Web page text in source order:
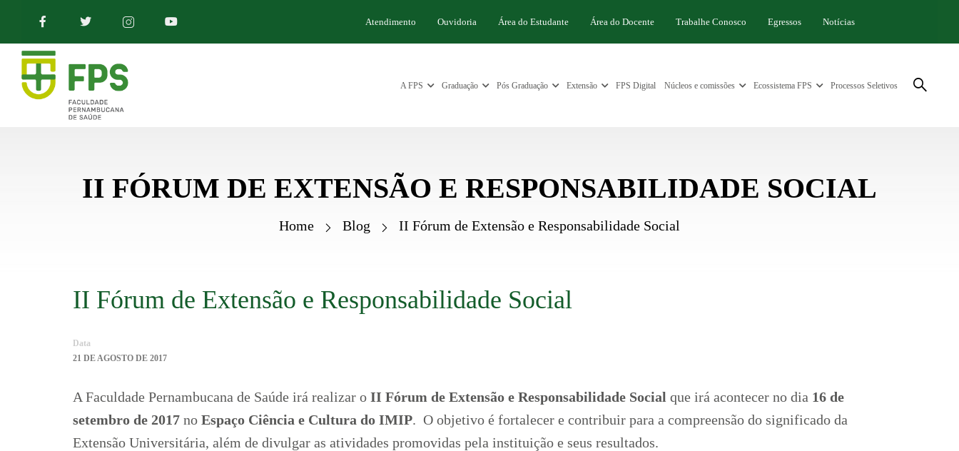
Atendimento Ouvidoria Área do Estudante Área do Docente Trabalhe Conosco Egressos Notícias
A FPS Graduação Pós Graduação Extensão FPS Digital Núcleos e comissões Ecossistema FPS Processos Seletivos
II FÓRUM DE EXTENSÃO E RESPONSABILIDADE SOCIAL
Home Blog II Fórum de Extensão e Responsabilidade Social
II Fórum de Extensão e Responsabilidade Social
Data
21 DE AGOSTO DE 2017
A Faculdade Pernambucana de Saúde irá realizar o II Fórum de Extensão e Responsabilidade Social que irá acontecer no dia 16 de
setembro de 2017 no Espaço Ciência e Cultura do IMIP. O objetivo é fortalecer e contribuir para a compreensão do significado da
Extensão Universitária, além de divulgar as atividades promovidas pela instituição e seus resultados.